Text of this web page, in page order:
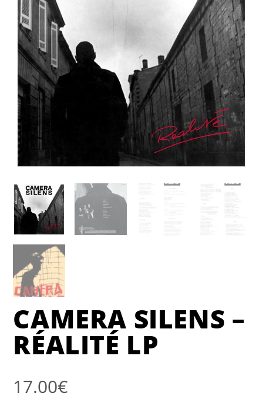
CAMERA SILENS –
RÉALITÉ LP
17.00€